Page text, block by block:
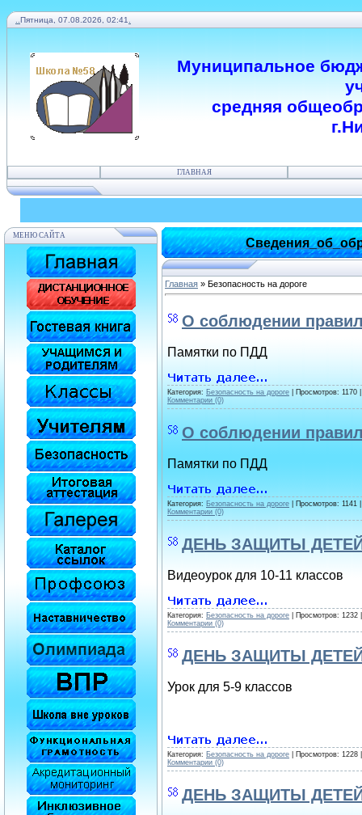
Пятница, 07.08.2026, 02:41
Муниципальное
средняя
ГЛАВНАЯ
МЕНЮ САЙТА
Главная » Безопасность на дороге
О соблюдении
Памятки по ПДД
Категория: Безопасность на дороге | Просмотров: 1170
Комментарии (0)
О соблюдении
Памятки по ПДД
Категория: Безопасность на дороге | Просмотров: 1141
Комментарии (0)
ДЕНЬ ЗАЩИТЫ
Видеоурок для 10-11 классов
Категория: Безопасность на дороге | Просмотров:
Комментарии (0)
ДЕНЬ ЗАЩИТЫ
Урок для 5-9 классов
Категория: Безопасность на дороге | Просмотров:
Комментарии (0)
ДЕНЬ ЗАЩИТЫ